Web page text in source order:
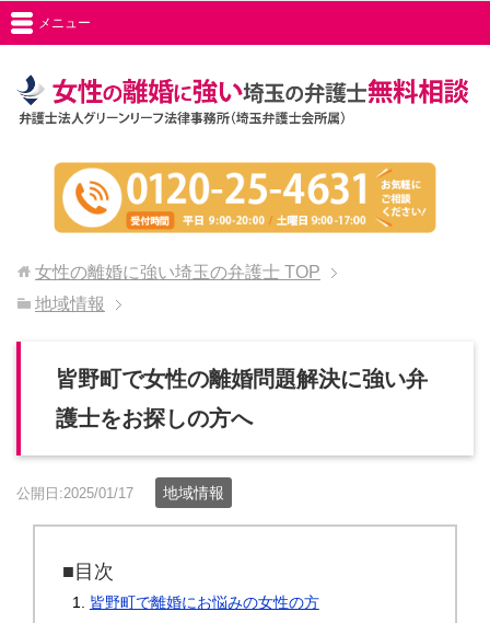
メニュー
女性の離婚に強い埼玉の弁護士 TOP
地域情報
皆野町で女性の離婚問題解決に強い弁
護士をお探しの方へ
公開日:2025/01/17 地域情報
■目次
皆野町で離婚にお悩みの女性の方